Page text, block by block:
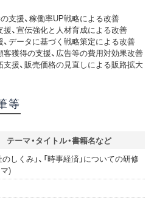
支援、稼働率UP戦略による改善
援、宣伝強化と人材育成による改善
、データに基づく戦略策定による改善
客獲得の支援、広告等の費用対効果改善
支援、販売価格の見直しによる販路拡大
等
テーマ・タイトル・書籍名など
のしくみ」、「時事経済」についての研修
)